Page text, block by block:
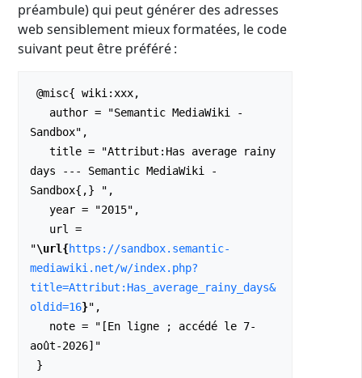
préambule) qui peut générer des adresses
web sensiblement mieux formatées, le code
suivant peut être préféré :
Sandbox",
days --- Semantic MediaWiki -
Sandbox{,} ",
"\url{https://sandbox.semantic-
mediawiki.net/w/index.php?
title=Attribut:Has_average_rainy_days&
oldid=16}",
août-2026]"